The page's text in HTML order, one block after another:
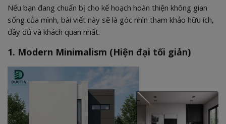
Nếu bạn đang chuẩn bị cho kế hoạch hoàn thiện không gian
sống của mình, bài viết này sẽ là góc nhìn tham khảo hữu ích,
đầy đủ và khách quan nhất.
1. Modern Minimalism (Hiện đại tối giản)